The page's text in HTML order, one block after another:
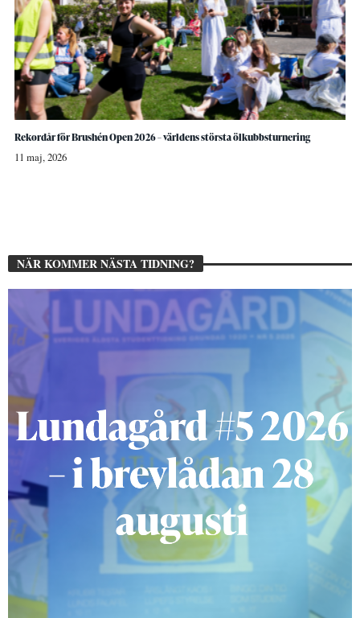
Rekordår för Brushén Open 2026 – världens största ölkubbsturnering
11 maj, 2026
NÄR KOMMER NÄSTA TIDNING?